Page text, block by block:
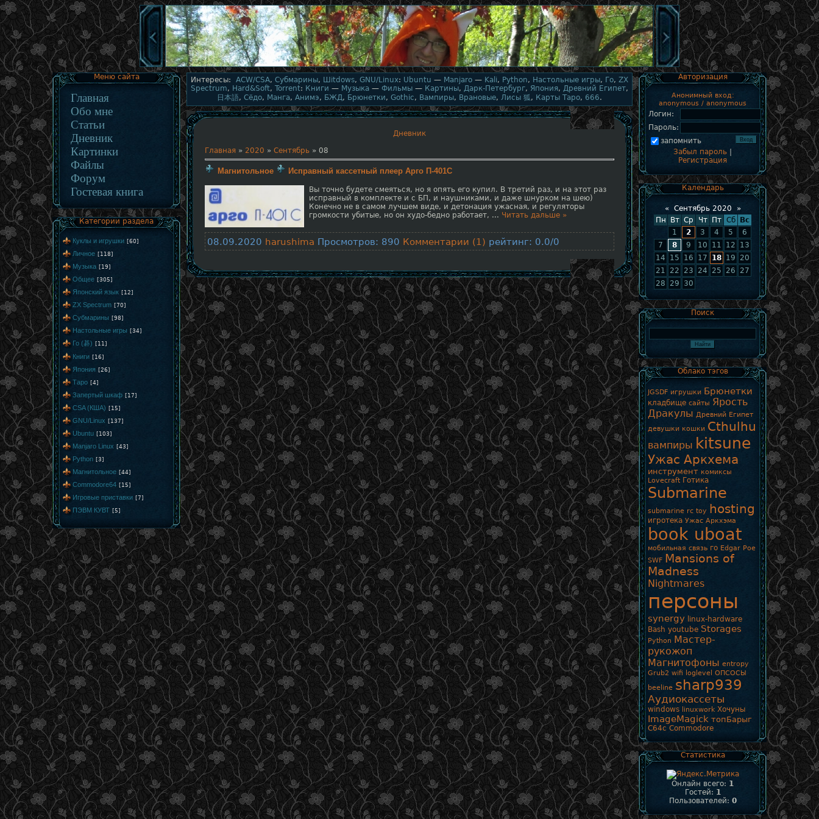
Меню сайта
Главная
Обо мне
Статьи
Дневник
Картинки
Файлы
Форум
Гостевая книга
Категории раздела
Куклы и игрушки [60]
Личное [118]
Музыка [19]
Общее [305]
Японский язык [12]
ZX Spectrum [70]
Субмарины [98]
Настольные игры [34]
Го (碁) [11]
Книги [16]
Япония [26]
Таро [4]
Запертый шкаф [17]
CSA (КША) [15]
GNU/Linux [137]
Ubuntu [103]
Manjaro Linux [43]
Python [3]
Магнитольное [44]
Commodore64 [15]
Игровые приставки [7]
ПЭВМ КУВТ [5]
Интересы: ACW/CSA, Субмарины, Шitdows, GNU/Linux: Ubuntu — Manjaro — Kali, Python, Настольные игры, Го, ZX
Spectrum, Hard&Soft, Torrent: Книги — Музыка — Фильмы — Картины, Дарк-Петербург, Япония, Древний Египет,
日本語, Сёдо, Манга, Анимэ, БЖД, Брюнетки, Gothic, Вампиры, Врановые, Лисы 狐, Карты Таро, 666.
Дневник
Главная » 2020 » Сентябрь » 08
Магнитольное Исправный кассетный плеер Арго П-401С
Вы точно будете смеяться, но я опять его купил. В третий раз, и на этот раз
исправный в комплекте и с БП, и наушниками, и даже шнурком на шею)
Конечно не в самом лучшем виде, и детонация ужасная, и регуляторы
громкости убитые, но он худо-бедно работает, ... Читать дальше »
08.09.2020 harushima Просмотров: 890 Комментарии (1) рейтинг: 0.0/0
Авторизация
Анонимный вход:
anonymous / anonymous
Логин:
Пароль:
запомнить
Забыл пароль
Регистрация
Календарь
« Сентябрь 2020
»
Пн
Вт Ср Чт Пт Сб
Вс
1
2 3 4 5
6
7
8 9 10 11 12
13
14
15 16 17 18 19
20
21
22 23 24 25 26
27
28
29 30
Поиск
Облако тэгов
JGSDF игрушки Брюнетки
кладбище сайты Ярость
Дракулы Древний Египет
девушки кошки Cthulhu
вампиры kitsune
Ужас Аркхема
инструмент комиксы
Lovecraft Готика
Submarine
submarine rc toy hosting
игротека Ужас Аркхэма
book uboat
мобильная связь го Edgar Poe
SWF Mansions of
Madness
Nightmares
персоны
synergy linux-hardware
Bash youtube Storages
Python Мастер-
рукожоп
Магнитофоны entropy
Grub2 wifi loglevel ОПСОСЫ
beeline sharp939
Аудиокассеты
windows linuxwork Хочуны
ImageMagick топБарыг
C64c Commodore
Статистика
Онлайн всего: 1
Гостей: 1
Пользователей: 0